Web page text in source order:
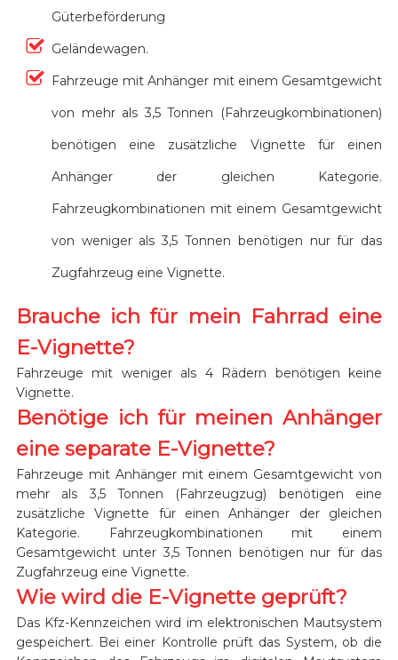
Güterbeförderung
Geländewagen.
Fahrzeuge mit Anhänger mit einem Gesamtgewicht
von mehr als 3,5 Tonnen (Fahrzeugkombinationen)
benötigen eine zusätzliche Vignette für einen
Anhänger der gleichen Kategorie.
Fahrzeugkombinationen mit einem Gesamtgewicht
von weniger als 3,5 Tonnen benötigen nur für das
Zugfahrzeug eine Vignette.
Brauche ich für mein Fahrrad eine
E-Vignette?
Fahrzeuge mit weniger als 4 Rädern benötigen keine
Vignette.
Benötige ich für meinen Anhänger
eine separate E-Vignette?
Fahrzeuge mit Anhänger mit einem Gesamtgewicht von
mehr als 3,5 Tonnen (Fahrzeugzug) benötigen eine
zusätzliche Vignette für einen Anhänger der gleichen
Kategorie. Fahrzeugkombinationen mit einem
Gesamtgewicht unter 3,5 Tonnen benötigen nur für das
Zugfahrzeug eine Vignette.
Wie wird die E-Vignette geprüft?
Das Kfz-Kennzeichen wird im elektronischen Mautsystem
gespeichert. Bei einer Kontrolle prüft das System, ob die